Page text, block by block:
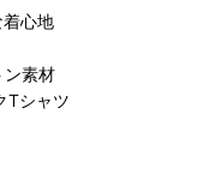
心地
ン素材
Tシャツ